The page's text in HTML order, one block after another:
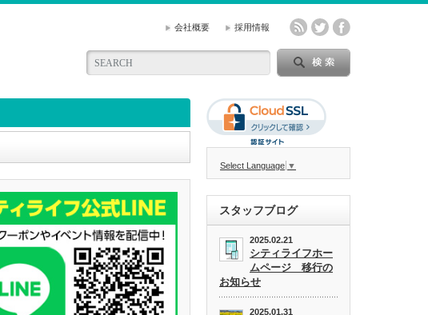
会社概要 採用情報
Select Language ▼
スタッフブログ
2025.02.21
シティライフホー
ムページ 移行の
お知らせ
2025.01.31